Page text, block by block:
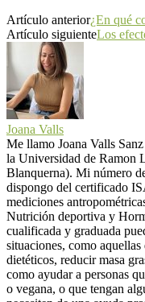
Artículo anterior¿En qué
Artículo siguienteLos
Joana Valls
Me llamo Joana Valls
la Universidad de Ramon
Blanquerna). Mi número
dispongo del certificado
mediciones
Nutrición deportiva y
cualificada y graduada
situaciones, como
dietéticos, reducir masa
como ayudar a personas
o vegana, o que tengan